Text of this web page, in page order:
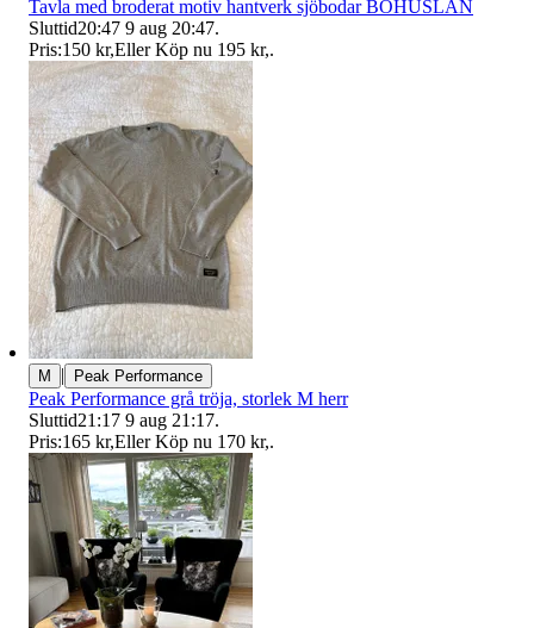
Tavla med broderat motiv hantverk sjöbodar BOHUSLÄN
Sluttid20:47 9 aug 20:47.
Pris:150 kr,Eller Köp nu 195 kr,.
M | Peak Performance
Peak Performance grå tröja, storlek M herr
Sluttid21:17 9 aug 21:17.
Pris:165 kr,Eller Köp nu 170 kr,.